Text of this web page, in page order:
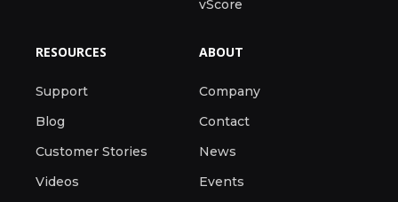
vScore
RESOURCES
Support
Blog
Customer Stories
Videos
ABOUT
Company
Contact
News
Events